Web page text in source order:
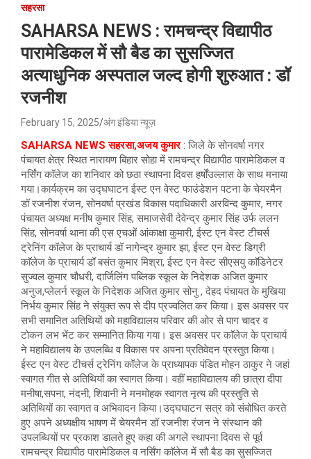
सहरसा
SAHARSA NEWS : रामचन्द्र विद्यापीठ
पारामेडिकल में सौ बैड का सुसज्जित
अत्याधुनिक अस्पताल जल्द होगी शुरुआत : डॉ
रजनीश
February 15, 2025 अंग इंडिया न्यूज़
SAHARSA NEWS सहरसा,अजय कुमार : जिले के सोनवर्षा नगर
पंचायत क्षेत्र स्थित नारायण बिहार सोहा में रामचन्द्र विद्यापीठ पारामेडिकल व
नर्सिंग काॅलेज का शनिवार को छठा स्थापना दिवस हर्षोंउल्लास के साथ मनाया
गया।कार्यक्रम का उद्घघाटन ईस्ट एन वेस्ट फाउंडेशन पटना के चेयरमैन
डॉ रजनीश रंजन, सोनवर्षा प्रखंड विकास पदाधिकारी अरविन्द कुमार, नगर
पंचायत अध्यक्ष मनीष कुमार सिंह, समाजसेवी देवेन्द्र कुमार सिंह उर्फ ललन
सिंह, सोनवर्षा थाना की एस एचओं आंकाक्षा कुमारी, ईस्ट एन वेस्ट टीचर्स
ट्रेनिंग कॉलेज के प्राचार्य डॉ नागेन्द्र कुमार झा, ईस्ट एन वेस्ट डिग्री
काॅलेज के प्राचार्य डॉ बसंत कुमार मिश्रा, ईस्ट एन वेस्ट सीएसयु काॅडिनेटर
सुज्वल कुमार चौधरी, दार्जिलिंग पब्लिक स्कूल के निदेशक अजित कुमार
अनुज,प्लेलर्न स्कूल के निदेशक अजित कुमार सोनु , देहद पंचायत के मुखिया
निर्भय कुमार सिंह ने संयुक्त रूप से दीप प्रज्वलित कर किया। इस अवसर पर
सभी समानित अतिथियों को महाविद्यालय परिवार की ओर से पाग चादर व
टोकन लभ भेंट कर सम्मानित किया गया। इस अवसर पर काॅलेज के प्राचार्य
ने महाविद्यालय के उपलब्धि व विकास पर अपना प्रतिवेदन प्रस्तुत किया।
ईस्ट एन वेस्ट टीचर्स ट्रेनिंग कॉलेज के प्राध्यापक पंडित मोहन ठाकुर ने जहां
स्वागत गीत से अतिथियों का स्वागत किया। वहीं महाविद्यालय की छात्रा दीपा
मनीषा,सपना, नंदनी, शिवानी ने मनमोहक स्वागत नृत्य की प्रस्तुति से
अतिथियों का स्वागत व अभिवादन किया।उद्घघाटन सत्र को संबोधित करते
हुए अपने अध्यक्षीय भाषण में चेयरमैन डॉ रजनीश रंजन ने संस्थान की
उपलब्धियों पर प्रकाश डालते हुए कहा की अगले स्थापना दिवस से पूर्व
रामचन्द्र विद्यापीठ पारामेडिकल व नर्सिंग काॅलेज में सौ बैड का सुसज्जित